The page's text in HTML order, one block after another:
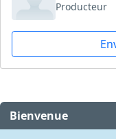
Producteur
Bienvenue